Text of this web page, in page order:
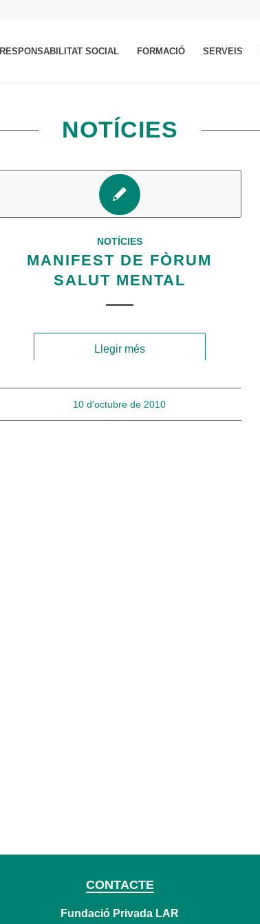
RESPONSABILITAT SOCIAL FORMACIÓ SERVEIS
NOTÍCIES
NOTÍCIES
MANIFEST DE FÒRUM
SALUT MENTAL
Llegir més
10 d'octubre de 2010
CONTACTE
Fundació Privada LAR